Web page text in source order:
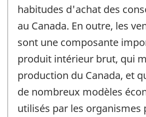
habitudes d'achat des
au Canada. En outre, les
sont une composante
produit intérieur brut, qui
production du Canada, et
de nombreux modèles
utilisés par les organismes